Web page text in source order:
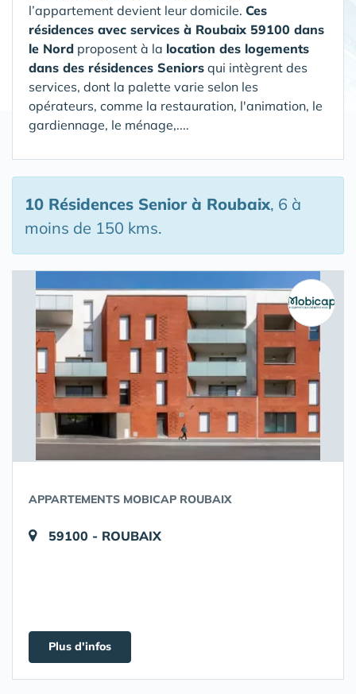
l’appartement devient leur domicile. Ces
résidences avec services à Roubaix 59100 dans
le Nord proposent à la location des logements
dans des résidences Seniors qui intègrent des
services, dont la palette varie selon les
opérateurs, comme la restauration, l'animation, le
gardiennage, le ménage,....
10 Résidences Seniorà Roubaix, 6 à
moins de 150 kms.
APPARTEMENTS MOBICAP ROUBAIX
59100 - ROUBAIX
Plus d'infos